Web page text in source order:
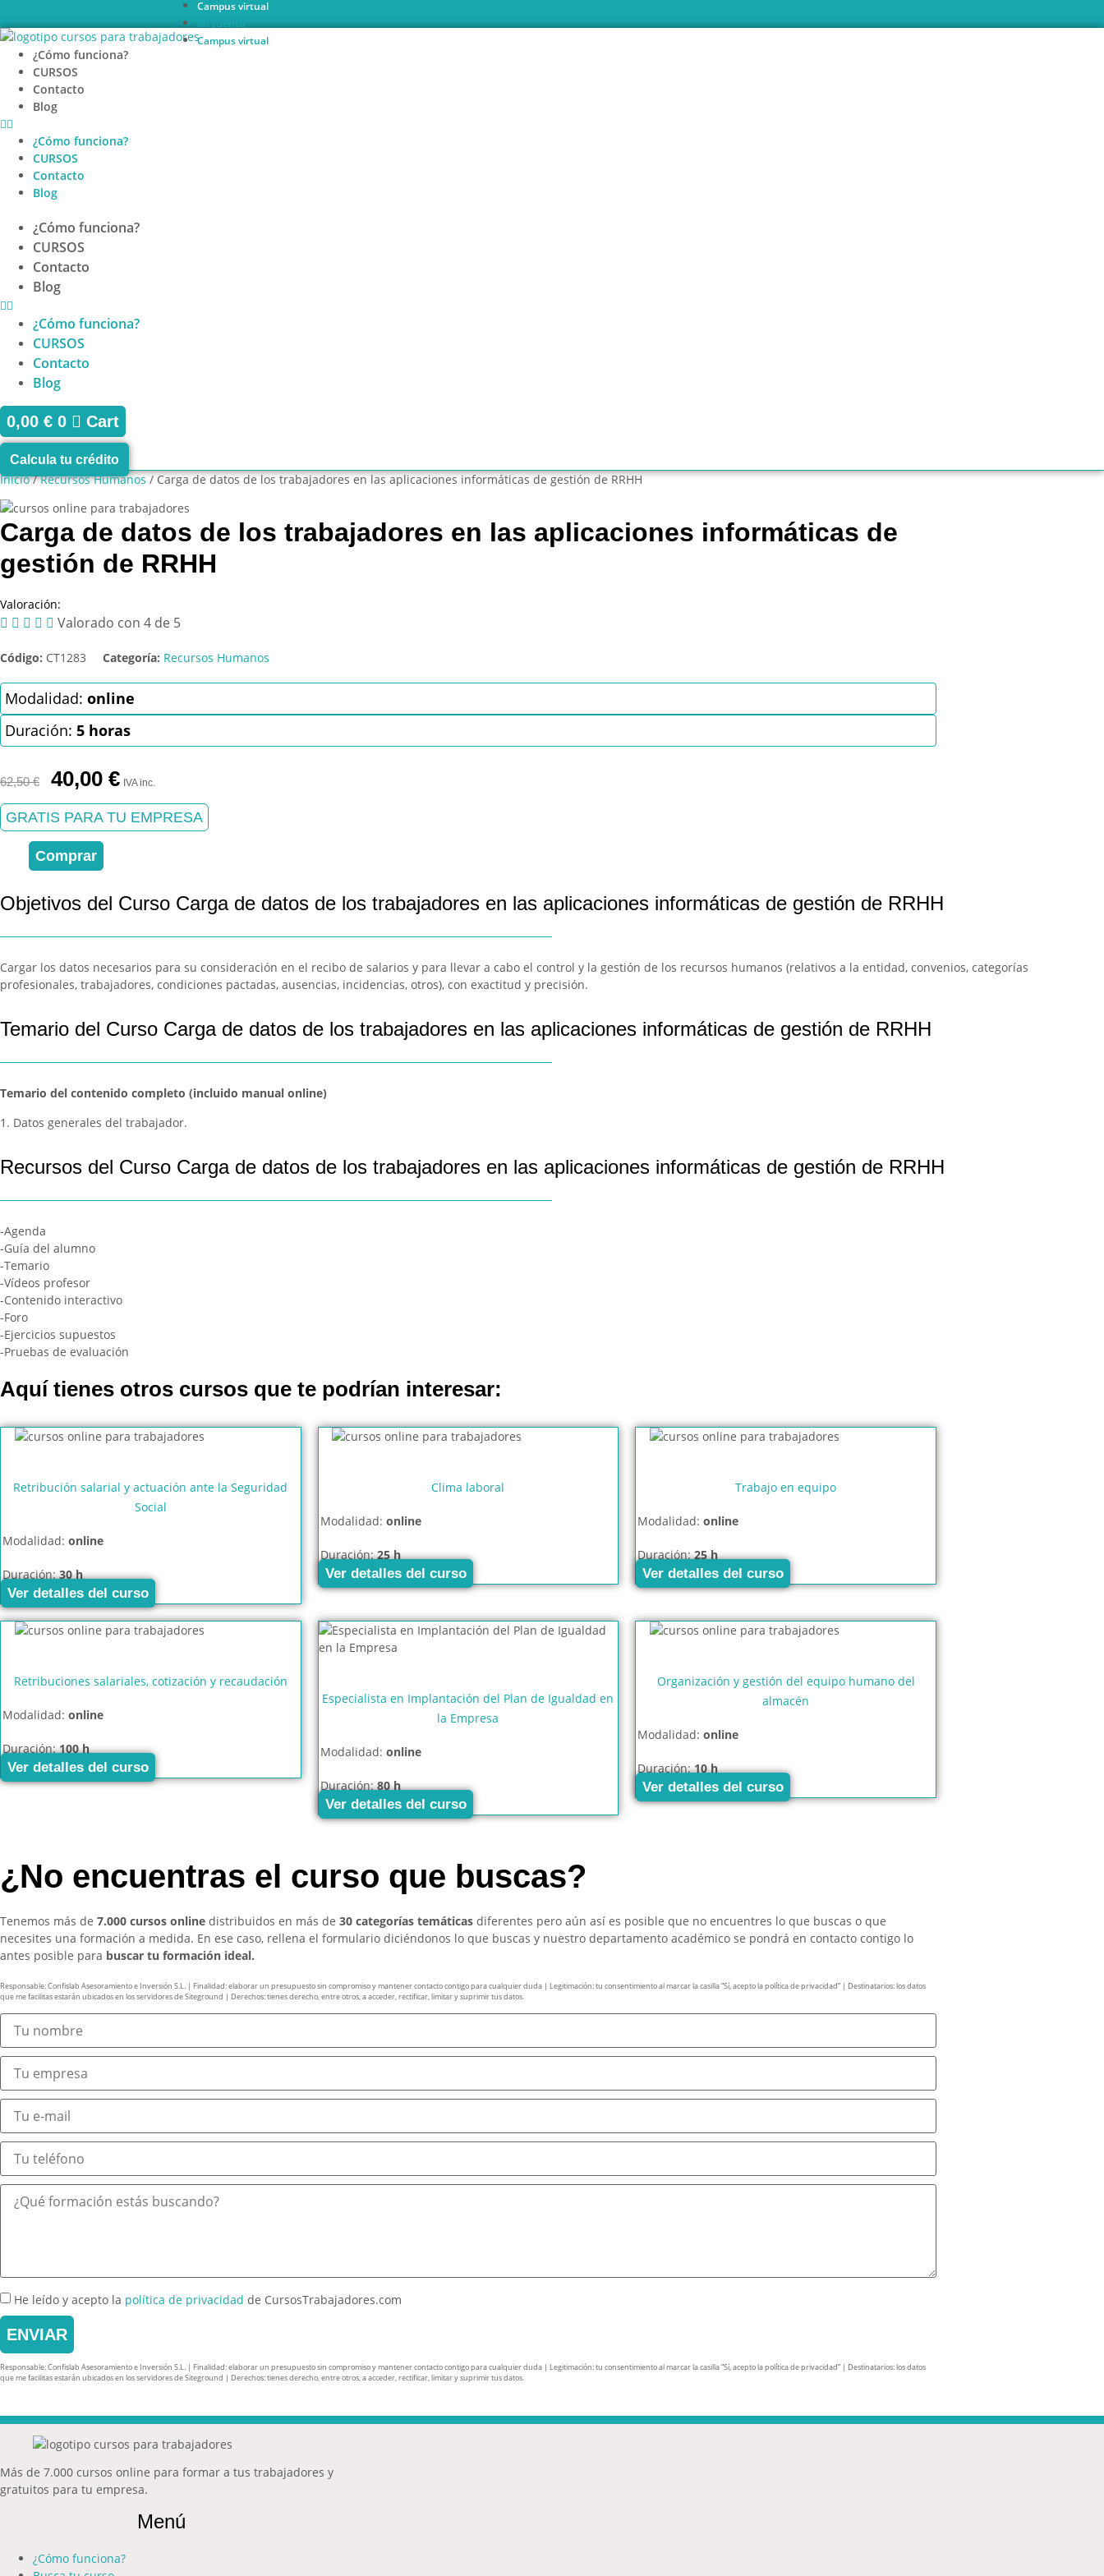
al
contenido
Campus virtual
Mi cuenta
Campus virtual
¿Cómo funciona?
CURSOS
Contacto
Blog
¿Cómo funciona?
CURSOS
Contacto
Blog
¿Cómo funciona?
CURSOS
Contacto
Blog
¿Cómo funciona?
CURSOS
Contacto
Blog
0,00 € 0 Cart
Calcula tu crédito
Inicio/Recursos Humanos/ Carga de datos de los trabajadores en las aplicaciones informáticas de gestión de RRHH
Carga de datos de los trabajadores en las aplicaciones informáticas de
gestión de RRHH
Valoración:
     Valorado con 4 de 5
Código: CT1283 Categoría: Recursos Humanos
Modalidad: online
Duración: 5 horas
62,50€
El
precio
original
era:
62,50 €.
40,00 €El
precio
actual
es:
IVA inc.
GRATIS PARA TU EMPRESA
Comprar
Objetivos del Curso Carga de datos de los trabajadores en las aplicaciones informáticas de gestión de RRHH
Cargar los datos necesarios para su consideración en el recibo de salarios y para llevar a cabo el control y la gestión de los recursos humanos (relativos a la entidad, convenios, categorías
profesionales, trabajadores, condiciones pactadas, ausencias, incidencias, otros), con exactitud y precisión.
Temario del Curso Carga de datos de los trabajadores en las aplicaciones informáticas de gestión de RRHH
Temario del contenido completo (incluido manual online)
1. Datos generales del trabajador.
Recursos del Curso Carga de datos de los trabajadores en las aplicaciones informáticas de gestión de RRHH
-Agenda
-Guía del alumno
-Temario
-Vídeos profesor
-Contenido interactivo
-Foro
-Ejercicios supuestos
-Pruebas de evaluación
Aquí tienes otros cursos que te podrían interesar:
Retribución salarial y actuación ante la Seguridad
Social
Modalidad: online
Duración:30 h
Ver detalles del curso
Clima laboral
Modalidad: online
Duración:25 h
Ver detalles del curso
Trabajo en equipo
Modalidad:online
Duración:25 h
Ver detalles del curso
Retribuciones salariales, cotización y recaudación
Modalidad: online
Duración:100 h
Ver detalles del curso
Especialista en Implantación del Plan de Igualdad en
la Empresa
Modalidad: online
Duración:80 h
Ver detalles del curso
Organización y gestión del equipo humano del
almacén
Modalidad:online
Duración:10 h
Ver detalles del curso
¿No encuentras el curso que buscas?
Tenemos más de 7.000 cursos online distribuidos en más de 30 categorías temáticas diferentes pero aún así es posible que no encuentres lo que buscas o que
necesites una formación a medida. En ese caso, rellena el formulario diciéndonos lo que buscas y nuestro departamento académico se pondrá en contacto contigo lo
antes posible para buscar tu formación ideal.
Responsable: Confislab Asesoramiento e Inversión S.L. | Finalidad: elaborar un presupuesto sin compromiso y mantener contacto contigo para cualquier duda | Legitimación: tu consentimiento al marcar la casilla “Sí, acepto la política de privacidad” | Destinatarios: los datos
que me facilitas estarán ubicados en los servidores de Siteground | Derechos: tienes derecho, entre otros, a acceder, rectificar, limitar y suprimir tus datos.
He leído y acepto la política de privacidad de CursosTrabajadores.com
ENVIAR
Responsable: Confislab Asesoramiento e Inversión S.L. | Finalidad: elaborar un presupuesto sin compromiso y mantener contacto contigo para cualquier duda | Legitimación: tu consentimiento al marcar la casilla “Sí, acepto la política de privacidad” | Destinatarios: los datos
que me facilitas estarán ubicados en los servidores de Siteground | Derechos: tienes derecho, entre otros, a acceder, rectificar, limitar y suprimir tus datos.
Más de 7.000 cursos online para formar a tus trabajadores y
gratuitos para tu empresa.
Menú
¿Cómo funciona?